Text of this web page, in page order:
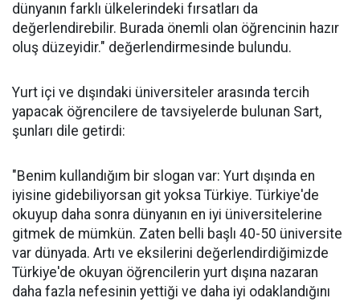
dünyanın farklı ülkelerindeki fırsatları da
değerlendirebilir. Burada önemli olan öğrencinin hazır
oluş düzeyidir." değerlendirmesinde bulundu.
Yurt içi ve dışındaki üniversiteler arasında tercih
yapacak öğrencilere de tavsiyelerde bulunan Sart,
şunları dile getirdi:
"Benim kullandığım bir slogan var: Yurt dışında en
iyisine gidebiliyorsan git yoksa Türkiye. Türkiye'de
okuyup daha sonra dünyanın en iyi üniversitelerine
gitmek de mümkün. Zaten belli başlı 40-50 üniversite
var dünyada. Artı ve eksilerini değerlendirdiğimizde
Türkiye'de okuyan öğrencilerin yurt dışına nazaran
daha fazla nefesinin yettiği ve daha iyi odaklandığını